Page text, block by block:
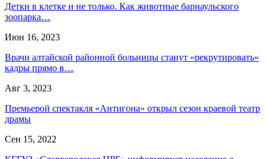
Детки в клетке и не только. Как животные барнаульского
зоопарка…
Июн 16, 2023
Врачи алтайской районной больницы станут «рекрутировать»
кадры прямо в…
Авг 3, 2023
Премьерой спектакля «Антигона» открыл сезон краевой театр
драмы
Сен 15, 2022